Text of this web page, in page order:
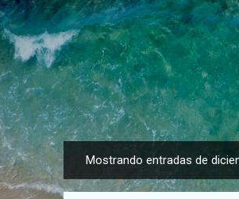
n
Mostrando entradas de